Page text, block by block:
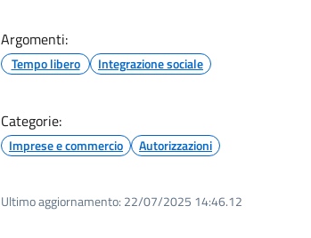
Argomenti:
Tempo libero Integrazione sociale
Categorie:
Imprese e commercio Autorizzazioni
Ultimo aggiornamento: 22/07/2025 14:46.12